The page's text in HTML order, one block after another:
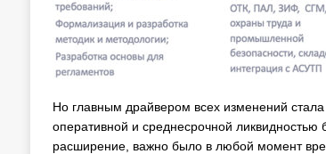
Но главным драйвером всех изменений
оперативной и среднесрочной
расширение, важно было в любой момент